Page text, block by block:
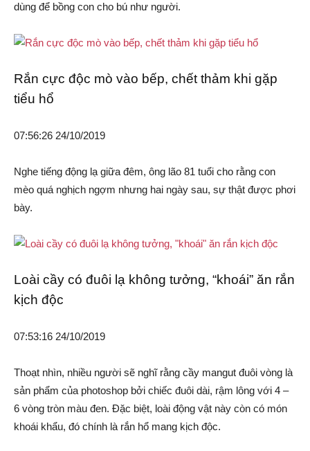
dùng để bồng con cho bú như người.
Rắn cực độc mò vào bếp, chết thảm khi gặp
tiểu hổ
07:56:26 24/10/2019
Nghe tiếng động lạ giữa đêm, ông lão 81 tuổi cho rằng con
mèo quá nghịch ngợm nhưng hai ngày sau, sự thật được phơi
bày.
Loài cầy có đuôi lạ không tưởng, “khoái” ăn rắn
kịch độc
07:53:16 24/10/2019
Thoạt nhìn, nhiều người sẽ nghĩ rằng cầy mangut đuôi vòng là
sản phẩm của photoshop bởi chiếc đuôi dài, rậm lông với 4 –
6 vòng tròn màu đen. Đặc biệt, loài động vật này còn có món
khoái khẩu, đó chính là rắn hổ mang kịch độc.